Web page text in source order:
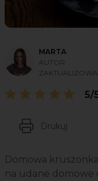
MARTA
AUTOR
5/
Drukuj
Domowa
na udane domowe